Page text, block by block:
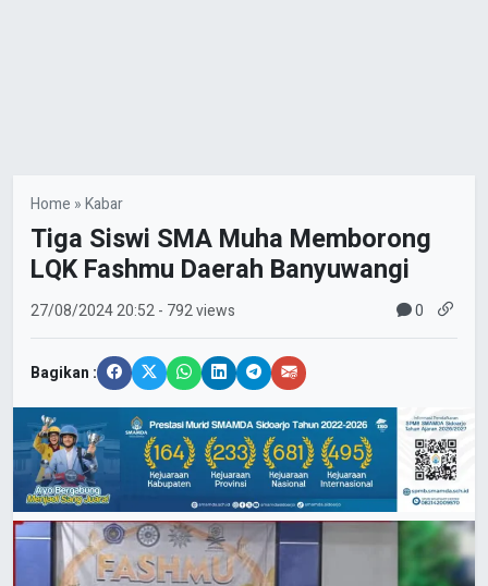
Home »Kabar
Tiga Siswi SMA Muha Memborong
LQK Fashmu Daerah Banyuwangi
27/08/202420:52- 792 views 0
Bagikan :